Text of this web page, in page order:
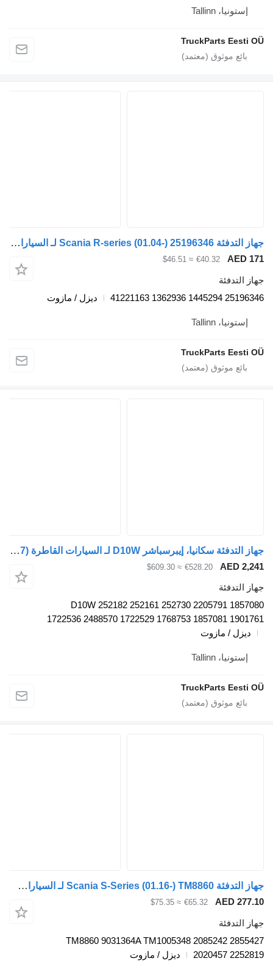
TruckParts
جهاز التدفئة Scania R-series (01.04-) 25196346 لـ السيارات القاطرة Scania P,G,R,T-series (2004-2017)
€40.32
≈ $46.51
ديزل / مازوت
TruckParts
جهاز التدفئة سكانيا، إيبرسباشر D10W لـ السيارات القاطرة Scania P,G,R,T-series (2004-2017)
€528.20
≈ $609.30
D10W 252182 252161 252730 2205791
1722536 2488570 1722529 1768753 1857081
/ مازوت
TruckParts
جهاز التدفئة Scania S-Series (01.16-) TM8860 لـ السيارات القاطرة Scania L,P,G,R,S-series (2016-)
€65.32
≈ $75.35
TM8860 9031364A TM1005348 2085242
2020457
ديزل / مازوت